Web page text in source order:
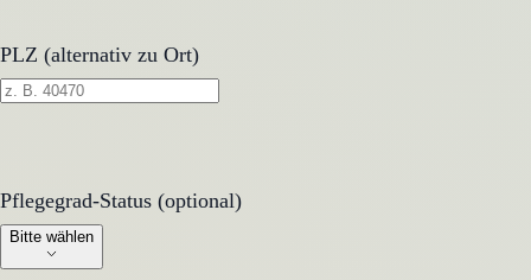
PLZ (alternativ zu Ort)
Pflegegrad-Status (optional)
Pflegegrad-Status (optional)
Bitte wählen